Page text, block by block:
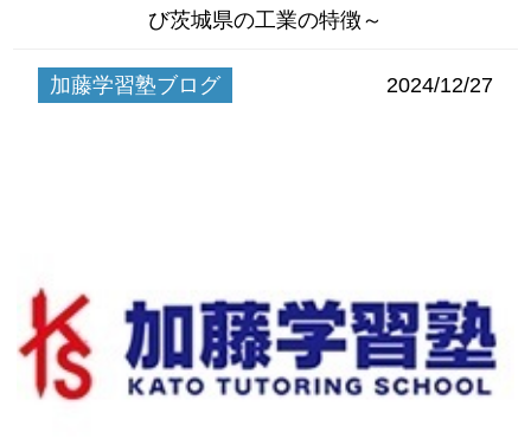
び茨城県の工業の特徴～
加藤学習塾ブログ 2024/12/27